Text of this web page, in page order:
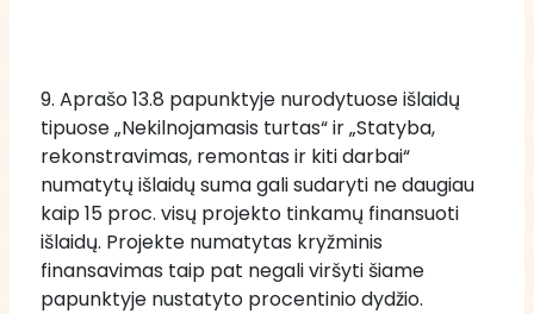
9. Aprašo 13.8 papunktyje nurodytuose išlaidų
tipuose „Nekilnojamasis turtas“ ir „Statyba,
rekonstravimas, remontas ir kiti darbai“
numatytų išlaidų suma gali sudaryti ne daugiau
kaip 15 proc. visų projekto tinkamų finansuoti
išlaidų. Projekte numatytas kryžminis
finansavimas taip pat negali viršyti šiame
papunktyje nustatyto procentinio dydžio.